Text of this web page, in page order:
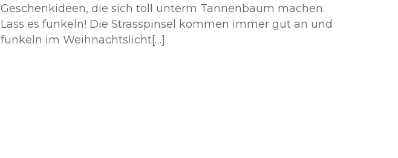
Geschenkideen, die sich toll unterm Tannenbaum machen:
Lass es funkeln! Die Strasspinsel kommen immer gut an und
funkeln im Weihnachtslicht[…]